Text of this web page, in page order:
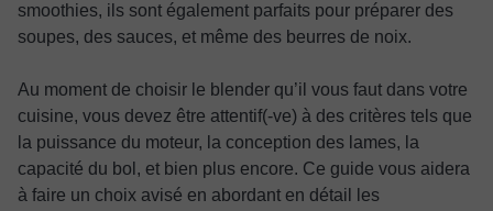
smoothies, ils sont également parfaits pour préparer des
soupes, des sauces, et même des beurres de noix.
Au moment de choisir le blender qu’il vous faut dans votre
cuisine, vous devez être attentif(-ve) à des critères tels que
la puissance du moteur, la conception des lames, la
capacité du bol, et bien plus encore. Ce guide vous aidera
à faire un choix avisé en abordant en détail les